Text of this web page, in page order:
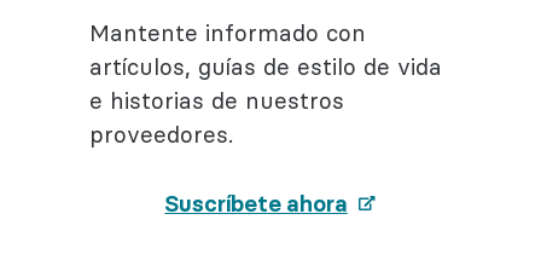
Mantente informado con
artículos, guías de estilo de vida
e historias de nuestros
proveedores.
Suscríbete ahora